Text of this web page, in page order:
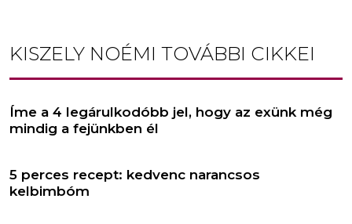
KISZELY NOÉMI TOVÁBBI CIKKEI
Íme a 4 legárulkodóbb jel, hogy az exünk még
mindig a fejünkben él
5 perces recept: kedvenc narancsos
kelbimbóm